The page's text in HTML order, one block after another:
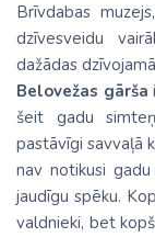
Brīvdabas
dzīvesveidu
dažādas
Belovežas gārša
šeit gadu
pastāvīgi savvaļā
nav notikusi
jaudīgu spēku.
valdnieki, bet